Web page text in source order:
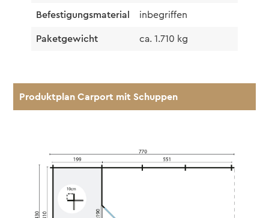
Befestigungsmaterial inbegriffen
Paketgewicht ca. 1.710 kg
Produktplan Carport mit Schuppen